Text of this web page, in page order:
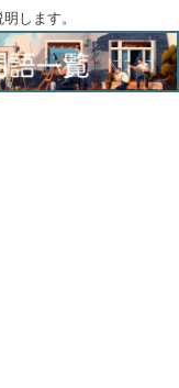
します。